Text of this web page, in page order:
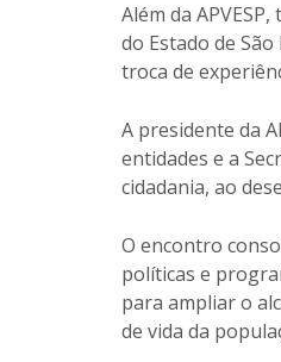
Além da
do Estado de
troca de
A presidente da
entidades e a
cidadania, ao
O encontro
políticas e
para ampliar o
de vida da